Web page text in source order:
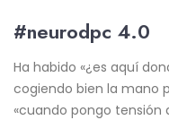
#neurodpc 4.0
Ha habido «¿es aquí
cogiendo bien la mano
«cuando pongo tensión